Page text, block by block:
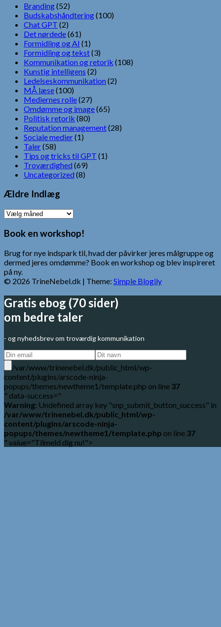
Branding(52)
Budskabshåndtering(100)
Chat GPT (2)
Det nørdede(61)
Formidling og AI (1)
Formidling og tekst(3)
Kommunikation og retorik (108)
Kunstig intelligens (2)
Ledelseskommunikation (2)
MÅ læse(100)
Mediernes rolle(27)
Omdømme og image(65)
Politisk retorik (80)
Reputation management(28)
Sociale medier(1)
Taler(58)
Tips og tricks til GPT (1)
Troværdighed (69)
Uncategorized (8)
Ældre Indlæg
Ældre
Book en workshop!
Brug for nye indspark til, hvad der påvirker jeres målgruppe og
dermed jeres omdømme? Book en workshop og blev inspireret
på ny.
© 2026 TrineNebel.dk | Theme: Simple Blogily
Gratis ebog (70 sider)
om bedre taler
- og nyhedsbrev om troværdig kommunikation
/var/www/trinenebel.dk/public_html/wp-
content/plugins/arscode-ninja-
popups/themes/newtheme1/template.php on line 37
" data-success="
Warning: Undefined array key "snp_submit_button_success" in
/var/www/trinenebel.dk/public_html/wp-
content/plugins/arscode-ninja-
popups/themes/newtheme1/template.php on line 37
" value="Tilmeld dig nu!">